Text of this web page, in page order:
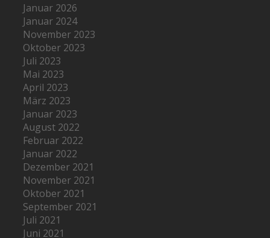
Januar 2026
Januar 2024
November 2023
Oktober 2023
Juli 2023
Mai 2023
April 2023
März 2023
Januar 2023
August 2022
Februar 2022
Januar 2022
Dezember 2021
November 2021
Oktober 2021
September 2021
Juli 2021
Juni 2021